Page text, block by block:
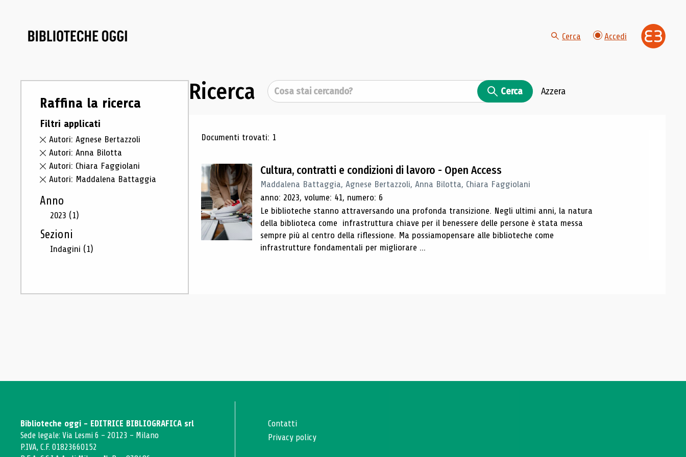
Cerca Accedi
Raffina la ricerca
Filtri applicati
Autori: Agnese Bertazzoli
Autori: Anna Bilotta
Autori: Chiara Faggiolani
Autori: Maddalena Battaggia
Anno
2023 (1)
Sezioni
Indagini (1)
Ricerca Cerca Cerca Azzera
Risultati di ricerca
Documenti trovati: 1
Cultura, contratti e condizioni di lavoro - Open Access
Maddalena Battaggia, Agnese Bertazzoli, Anna Bilotta, Chiara Faggiolani
anno: 2023, volume: 41, numero: 6
Le biblioteche stanno attraversando una profonda transizione. Negli ultimi anni, la natura
della biblioteca come infrastruttura chiave per il benessere delle persone è stata messa
sempre più al centro della riflessione. Ma possiamopensare alle biblioteche come
infrastrutture fondamentali per migliorare ...
Biblioteche oggi - EDITRICE BIBLIOGRAFICA srl
Sede legale: Via Lesmi 6 - 20123 - Milano
P.IVA, C.F. 01823660152
Contatti
Privacy policy